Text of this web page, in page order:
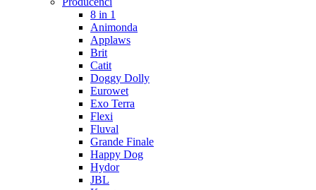
8 in 1
Animonda
Applaws
Brit
Catit
Doggy Dolly
Eurowet
Exo Terra
Flexi
Fluval
Grande Finale
Happy Dog
Hydor
JBL